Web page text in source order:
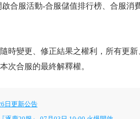
合服活動-合服儲值排行榜、合服消
時變更、修正結果之權利，所有更
次合服的最終解釋權。
日更新公告